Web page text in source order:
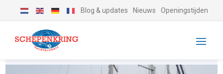
Blog & updates Nieuws Openingstijden